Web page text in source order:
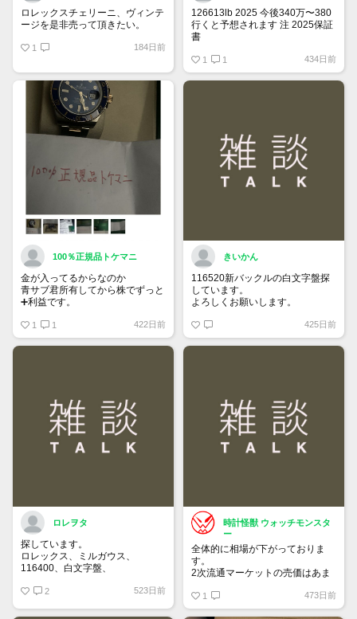
ロレックスチェリーニ、ヴィンテ
ージを是非売って頂きたい。
1 184日前
126613lb 2025 今後340万〜380
行くと予想されます 注 2025保証
書
2025/ @Watch_Monster_より
1 1 434日前
100％正規品トケマニ
金が入ってるからなのか
青サブ君所有してから株でずっと
➕利益です。
銘柄番号7932 ニッピ
10000株→6330万円
買って①年間所有するだけで
株価が下がっても、上がっても
1 1 422日前
きいかん
116520新バックルの白文字盤探
しています。
よろしくお願いします。
425日前
ロレヲタ
探しています。
ロレックス、ミルガウス、
116400、白文字盤、
付属品は完備の状態を希望しま
お値段140万～170万位でよろし
2 523日前
時計怪獣 ウォッチモンスタ
ー
全体的に相場が下がっておりま
す。
2次流通マーケットの売価はあま
すが、6桁スポーツはじめ、ドレ
ス系も思っている10％は下にな
1 473日前